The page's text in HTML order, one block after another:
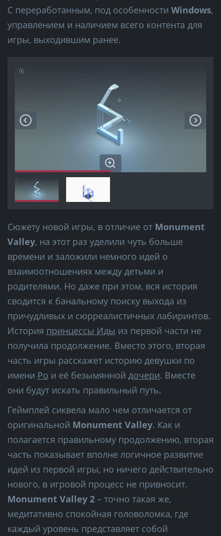
С переработанным, под особенности Windows,
управлением и наличием всего контента для
игры, выходившим ранее.
Сюжету новой игры, в отличие от Monument
Valley, на этот раз уделили чуть больше
времени и заложили немного идей о
взаимоотношениях между детьми и
родителями. Но даже при этом, вся история
сводится к банальному поиску выхода из
причудливых и сюрреалистичных лабиринтов.
История принцессы Иды из первой части не
получила продолжение. Вместо этого, вторая
часть игры расскажет историю девушки по
имени Ро и её безымянной дочери. Вместе
они будут искать правильный путь.
Геймплей сиквела мало чем отличается от
оригинальной Monument Valley. Как и
полагается правильному продолжению, вторая
часть показывает вполне логичное развитие
идей из первой игры, но ничего действительно
нового, в игровой процесс не привносит.
Monument Valley 2 – точно такая же,
медитативно спокойная головоломка, где
каждый уровень представляет собой